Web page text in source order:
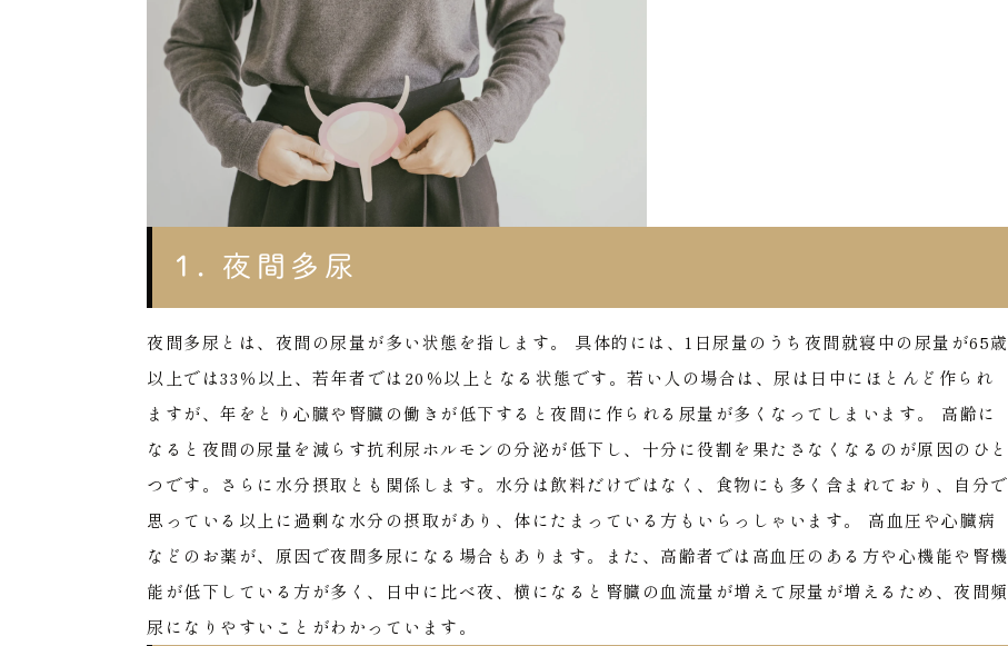
1. 夜間多尿
夜間多尿とは、夜間の尿量が多い状態を指します。
具体的には、1日尿量のうち夜間就寝中の尿量が65歳
以上では33％以上、若年者では20％以上となる状態です。若い人の場合は、尿は日中にほとんど作られ
ますが、年をとり心臓や腎臓の働きが低下すると夜間に作られる尿量が多くなってしまいます。
高齢に
なると夜間の尿量を減らす抗利尿ホルモンの分泌が低下し、十分に役割を果たさなくなるのが原因のひと
つです。さらに水分摂取とも関係します。水分は飲料だけではなく、食物にも多く含まれており、自分で
思っている以上に過剰な水分の摂取があり、体にたまっている方もいらっしゃいます。
高血圧や心臓病
などのお薬が、原因で夜間多尿になる場合もあります。また、高齢者では高血圧のある方や心機能や腎機
能が低下している方が多く、日中に比べ夜、横になると腎臓の血流量が増えて尿量が増えるため、夜間頻
尿になりやすいことがわかっています。